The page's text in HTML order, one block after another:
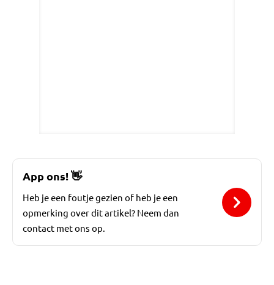
App ons!👋
Heb je een foutje gezien of heb je een
opmerking over dit artikel? Neem dan
contact met ons op.